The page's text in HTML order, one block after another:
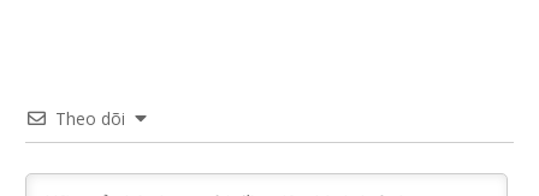
Theo dõi